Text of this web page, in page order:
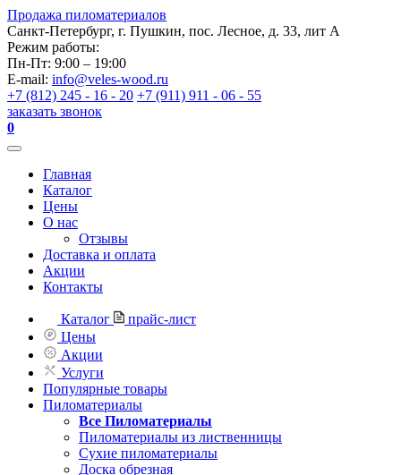
Продажа пиломатериалов
Санкт-Петербург, г. Пушкин, пос. Лесное, д. 33, лит А
Режим работы:
Пн-Пт: 9:00 – 19:00
E-mail: info@veles-wood.ru
+7 (812) 245 - 16 - 20 +7 (911) 911 - 06 - 55
заказать звонок
0
Главная
Каталог
Цены
О нас
Отзывы
Доставка и оплата
Акции
Контакты
Каталог
прайс-лист
Цены
Акции
Услуги
Популярные товары
Пиломатериалы
Все Пиломатериалы
Пиломатериалы из лиственницы
Сухие пиломатериалы
Доска обрезная